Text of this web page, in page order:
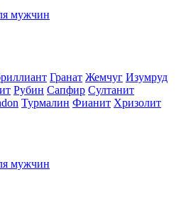
мужчин
Гранат Жемчуг Изумруд
Рубин Сапфир Султанит
Турмалин Фианит Хризолит
мужчин